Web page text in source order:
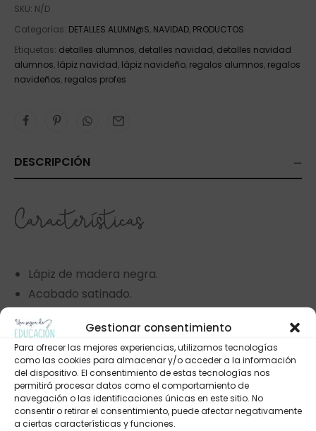
Gestionar consentimiento
Para ofrecer las mejores experiencias, utilizamos tecnologías
como las cookies para almacenar y/o acceder a la información
del dispositivo. El consentimiento de estas tecnologías nos
permitirá procesar datos como el comportamiento de
navegación o las identificaciones únicas en este sitio. No
consentir o retirar el consentimiento, puede afectar negativamente
a ciertas características y funciones.
SKU: N/D
Categorías: DETALLES ALUMN@S, NAVIDAD, PRODUCTOS
Etiquetas: detalles alumnos, detalles navidad, detalles navidad
alumnos, lápiz navidad, lápiz navideño, regalos alumnos, regalos
navideños, regalos profes
DESCRIPCIÓN
Características
Lápiz de madera negra.
Acabado satinado.
Mina color grafito.
Estampado en negro.
Opciones de presentación: con cartón navideño
y bolsita o sin él.